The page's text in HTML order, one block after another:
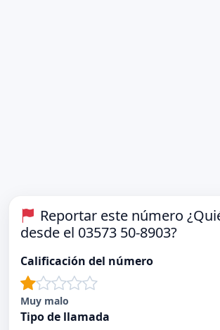
Reportar este número
desde el 03573 50-8903?
Calificación del número
Muy malo
Tipo de llamada